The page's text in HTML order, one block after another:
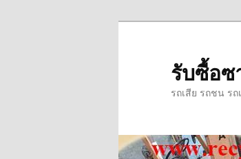
รับซื้อซ
รถเสีย รถชน ร